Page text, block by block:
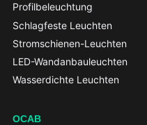
Profilbeleuchtung
Schlagfeste Leuchten
Stromschienen-Leuchten
LED-Wandanbauleuchten
Wasserdichte Leuchten
OCAB